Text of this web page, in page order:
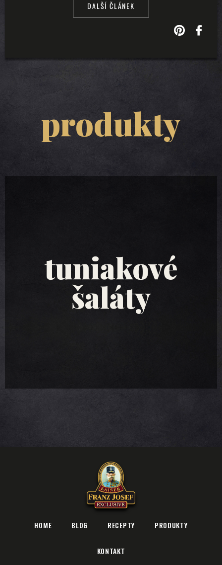
DALŠÍ ČLÁNEK
produkty
tuniakové
šaláty
HOME BLOG RECEPTY PRODUKTY
KONTAKT